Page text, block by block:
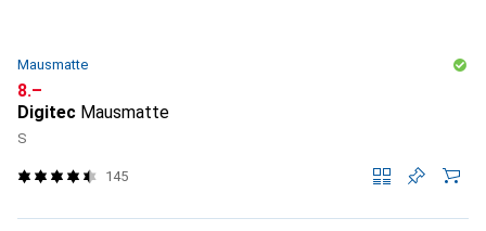
Mausmatte
CHF
8.–
Digitec Mausmatte
S
145